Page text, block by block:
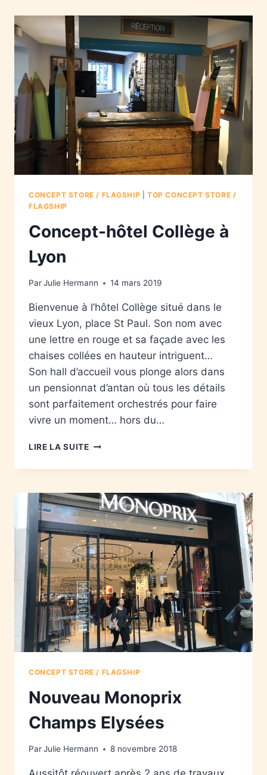
CONCEPT STORE / FLAGSHIP |TOP CONCEPT STORE /
FLAGSHIP
Concept-hôtel Collège à
Lyon
ParJulie Hermann 14 mars 2019
Bienvenue à l’hôtel Collège situé dans le
vieux Lyon, place St Paul. Son nom avec
une lettre en rouge et sa façade avec les
chaises collées en hauteur intriguent…
Son hall d’accueil vous plonge alors dans
un pensionnat d’antan où tous les détails
sont parfaitement orchestrés pour faire
vivre un moment… hors du…
LIRE LA SUITE
CONCEPT STORE / FLAGSHIP
Nouveau Monoprix
Champs Elysées
ParJulie Hermann 8 novembre 2018